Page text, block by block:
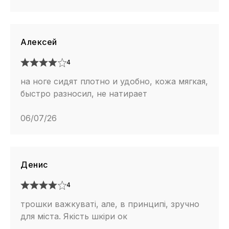
Алексей
4
на ноге сидят плотно и удобно, кожа мягкая,
быстро разносил, не натирает
06/07/26
Денис
4
трошки важкуваті, але, в принципі, зручно
для міста. Якість шкіри ок